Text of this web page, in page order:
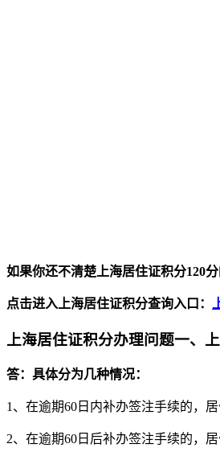
如果你还不清楚上海居住证积分120
点击进入上海居住证积分查询入口：
上海居住证积分办理问题一、
答：具体分为几种情况：
1、在逾期60日内补办签注手续的，
2、在逾期60日后补办签注手续的，